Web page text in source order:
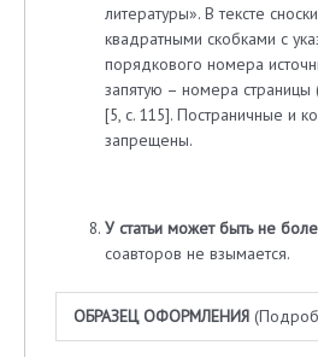
литературы». В тексте
квадратными скобками с
порядкового номера
запятую – номера страницы
[5, с. 115]. Постраничные и
запрещены.
У статьи может быть не
соавторов не взымается.
ОБРАЗЕЦ ОФОРМЛЕНИЯ